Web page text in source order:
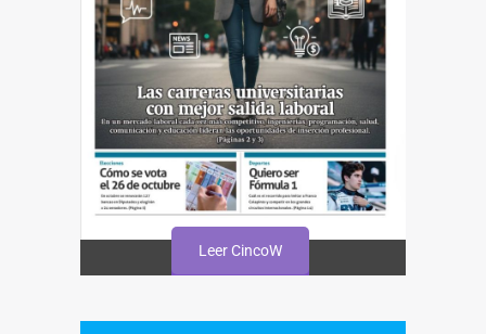
Leer CincoW